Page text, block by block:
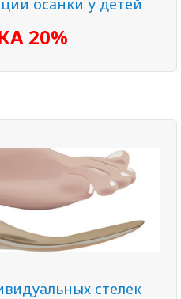
осанки у детей
20%
стелек
стелек по
стопы в собственной